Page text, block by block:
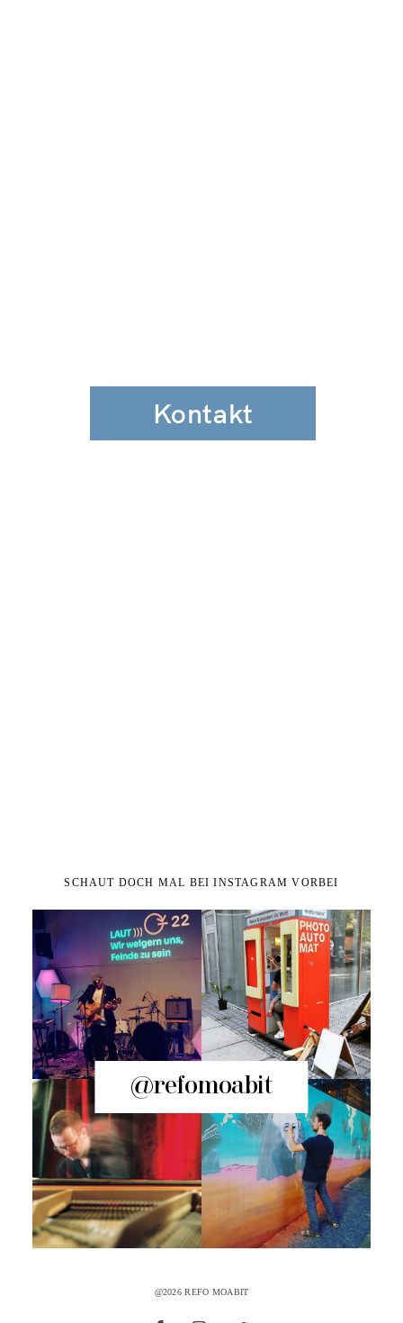
Kontakt
SCHAUT DOCH MAL BEI INSTAGRAM VORBEI
@refomoabit
@2026 REFO MOABIT